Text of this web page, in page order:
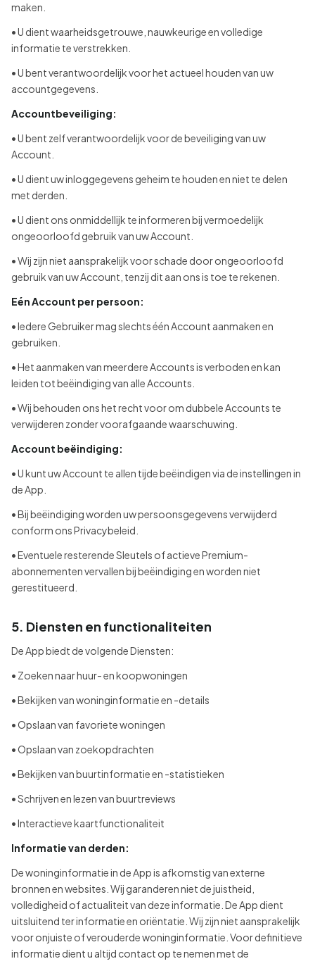
maken.
• U dient waarheidsgetrouwe, nauwkeurige en volledige
informatie te verstrekken.
• U bent verantwoordelijk voor het actueel houden van uw
accountgegevens.
Accountbeveiliging:
• U bent zelf verantwoordelijk voor de beveiliging van uw
Account.
• U dient uw inloggegevens geheim te houden en niet te delen
met derden.
• U dient ons onmiddellijk te informeren bij vermoedelijk
ongeoorloofd gebruik van uw Account.
• Wij zijn niet aansprakelijk voor schade door ongeoorloofd
gebruik van uw Account, tenzij dit aan ons is toe te rekenen.
Eén Account per persoon:
• Iedere Gebruiker mag slechts één Account aanmaken en
gebruiken.
• Het aanmaken van meerdere Accounts is verboden en kan
leiden tot beëindiging van alle Accounts.
• Wij behouden ons het recht voor om dubbele Accounts te
verwijderen zonder voorafgaande waarschuwing.
Account beëindiging:
• U kunt uw Account te allen tijde beëindigen via de instellingen in
de App.
• Bij beëindiging worden uw persoonsgegevens verwijderd
conform ons Privacybeleid.
• Eventuele resterende Sleutels of actieve Premium-
abonnementen vervallen bij beëindiging en worden niet
gerestitueerd.
5. Diensten en functionaliteiten
De App biedt de volgende Diensten:
• Zoeken naar huur- en koopwoningen
• Bekijken van woninginformatie en -details
• Opslaan van favoriete woningen
• Opslaan van zoekopdrachten
• Bekijken van buurtinformatie en -statistieken
• Schrijven en lezen van buurtreviews
• Interactieve kaartfunctionaliteit
Informatie van derden:
De woninginformatie in de App is afkomstig van externe
bronnen en websites. Wij garanderen niet de juistheid,
volledigheid of actualiteit van deze informatie. De App dient
uitsluitend ter informatie en oriëntatie. Wij zijn niet aansprakelijk
voor onjuiste of verouderde woninginformatie. Voor definitieve
informatie dient u altijd contact op te nemen met de